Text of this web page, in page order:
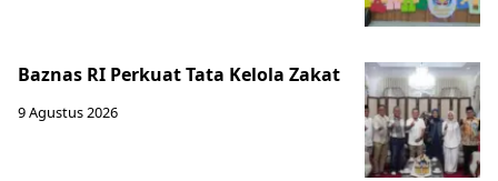
Baznas RI Perkuat Tata Kelola Zakat
9 Agustus 2026